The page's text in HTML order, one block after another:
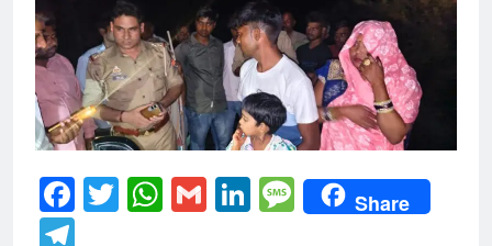
Facebook
Twitter
WhatsApp
GmailLinkedIn
Message
Share